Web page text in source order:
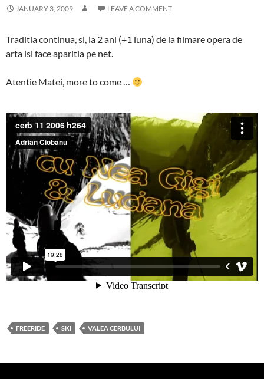
JANUARY 3, 2009 LEAVE A COMMENT
Traditia continua, si, la 2 ani (+1 luna) de la filmare opera de
arta isi face aparitia pe net.
Atentie Matei, more to come …
FREERIDE SKI VALEA CERBULUI